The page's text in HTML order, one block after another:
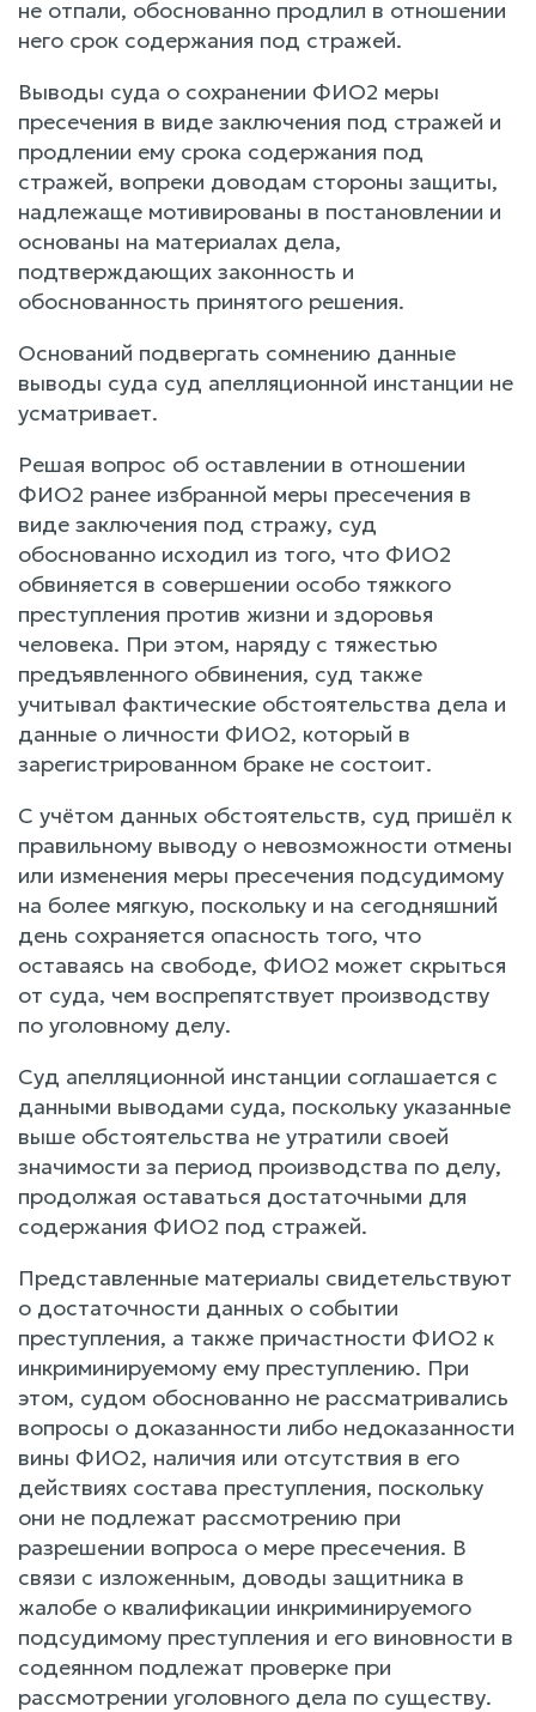
не отпали, обоснованно продлил в отношении
него срок содержания под стражей.
Выводы суда о сохранении ФИО2 меры
пресечения в виде заключения под стражей и
продлении ему срока содержания под
стражей, вопреки доводам стороны защиты,
надлежаще мотивированы в постановлении и
основаны на материалах дела,
подтверждающих законность и
обоснованность принятого решения.
Оснований подвергать сомнению данные
выводы суда суд апелляционной инстанции не
усматривает.
Решая вопрос об оставлении в отношении
ФИО2 ранее избранной меры пресечения в
виде заключения под стражу, суд
обоснованно исходил из того, что ФИО2
обвиняется в совершении особо тяжкого
преступления против жизни и здоровья
человека. При этом, наряду с тяжестью
предъявленного обвинения, суд также
учитывал фактические обстоятельства дела и
данные о личности ФИО2, который в
зарегистрированном браке не состоит.
С учётом данных обстоятельств, суд пришёл к
правильному выводу о невозможности отмены
или изменения меры пресечения подсудимому
на более мягкую, поскольку и на сегодняшний
день сохраняется опасность того, что
оставаясь на свободе, ФИО2 может скрыться
от суда, чем воспрепятствует производству
по уголовному делу.
Суд апелляционной инстанции соглашается с
данными выводами суда, поскольку указанные
выше обстоятельства не утратили своей
значимости за период производства по делу,
продолжая оставаться достаточными для
содержания ФИО2 под стражей.
Представленные материалы свидетельствуют
о достаточности данных о событии
преступления, а также причастности ФИО2 к
инкриминируемому ему преступлению. При
этом, судом обоснованно не рассматривались
вопросы о доказанности либо недоказанности
вины ФИО2, наличия или отсутствия в его
действиях состава преступления, поскольку
они не подлежат рассмотрению при
разрешении вопроса о мере пресечения. В
связи с изложенным, доводы защитника в
жалобе о квалификации инкриминируемого
подсудимому преступления и его виновности в
содеянном подлежат проверке при
рассмотрении уголовного дела по существу.